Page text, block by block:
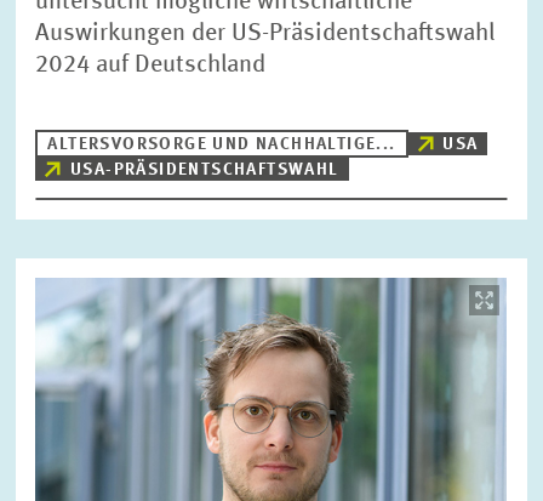
Auswirkungen der US-Präsidentschaftswahl
2024 auf Deutschland
ALTERSVORSORGE UND NACHHALTIGE...
USA
USA-PRÄSIDENTSCHAFTSWAHL
öffnet
in
vergrößerter
Ansicht